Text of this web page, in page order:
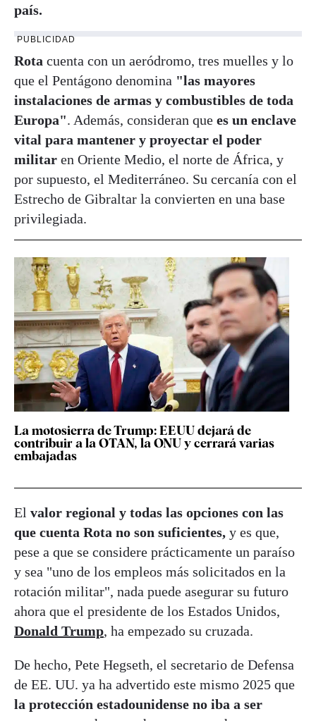
país.
PUBLICIDAD
Rota cuenta con un aeródromo, tres muelles y lo
que el Pentágono denomina "las mayores
instalaciones de armas y combustibles de toda
Europa". Además, consideran que es un enclave
vital para mantener y proyectar el poder
militar en Oriente Medio, el norte de África, y
por supuesto, el Mediterráneo. Su cercanía con el
Estrecho de Gibraltar la convierten en una base
privilegiada.
La motosierra de Trump: EEUU dejará de
contribuir a la OTAN, la ONU y cerrará varias
embajadas
El valor regional y todas las opciones con las
que cuenta Rota no son suficientes, y es que,
pese a que se considere prácticamente un paraíso
y sea "uno de los empleos más solicitados en la
rotación militar", nada puede asegurar su futuro
ahora que el presidente de los Estados Unidos,
Donald Trump, ha empezado su cruzada.
De hecho, Pete Hegseth, el secretario de Defensa
de EE. UU. ya ha advertido este mismo 2025 que
la protección estadounidense no iba a ser